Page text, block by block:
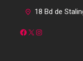
18 Bd de
Facebook
X Instagram